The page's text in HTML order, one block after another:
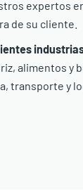
expertos
de su cliente.
alimentos y
transporte y